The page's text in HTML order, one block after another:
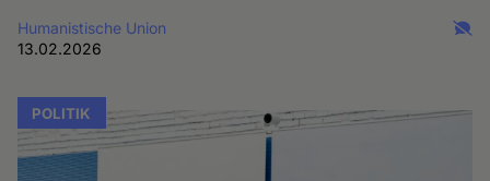
Humanistische Union
13.02.2026
POLITIK